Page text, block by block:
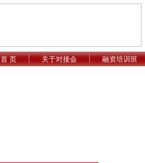
首 页 关于对接会 融资培训班